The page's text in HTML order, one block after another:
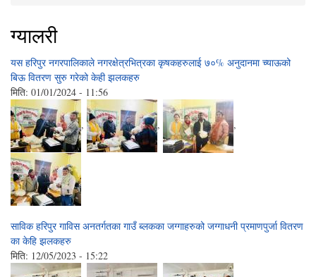
ग्यालरी
यस हरिपुर नगरपालिकाले नगरक्षेत्रभित्रका कृषकहरुलाई ७०% अनुदानमा च्याऊको
बिऊ वितरण सुरु गरेको केही झलकहरु
मिति: 01/01/2024 - 11:56
, , ,
साविक हरिपुर गाविस अनतर्गतका गाउँ ब्लकका जग्गाहरुको जग्गाधनी प्रमाणपुर्जा वितरण
का केहि झलकहरु
मिति: 12/05/2023 - 15:22